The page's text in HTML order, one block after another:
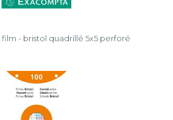
film - bristol quadrillé 5x5 perforé